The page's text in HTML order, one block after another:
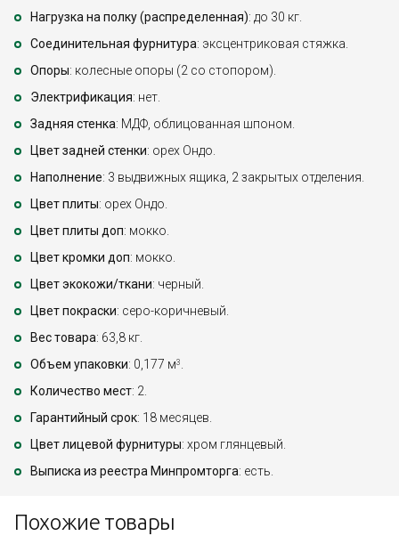
Нагрузка на полку (распределенная): до 30 кг.
Соединительная фурнитура: эксцентриковая стяжка.
Опоры: колесные опоры (2 со стопором).
Электрификация: нет.
Задняя стенка: МДФ, облицованная шпоном.
Цвет задней стенки: орех Ондо.
Наполнение: 3 выдвижных ящика, 2 закрытых отделения.
Цвет плиты: орех Ондо.
Цвет плиты доп: мокко.
Цвет кромки доп: мокко.
Цвет экокожи/ткани: черный.
Цвет покраски: серо-коричневый.
Вес товара: 63,8 кг.
Объем упаковки: 0,177 м3 .
Количество мест: 2.
Гарантийный срок: 18 месяцев.
Цвет лицевой фурнитуры: хром глянцевый.
Выписка из реестра Минпромторга: есть.
Похожие товары